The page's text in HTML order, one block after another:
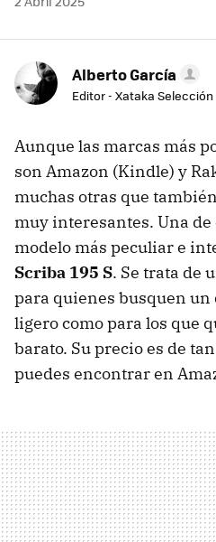
Alberto García
Editor - Xataka Selección
Aunque las marcas más
son Amazon (Kindle) y
muchas otras que
muy interesantes. Una de
modelo más peculiar e
Scriba 195 S. Se trata de
para quienes busquen
ligero como para los que
barato. Su precio es de
puedes encontrar en